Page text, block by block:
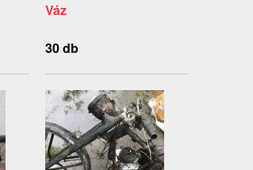
Váz
30 db